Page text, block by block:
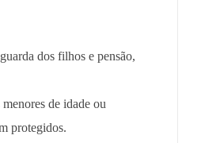
dos filhos e pensão,
de idade ou
protegidos.